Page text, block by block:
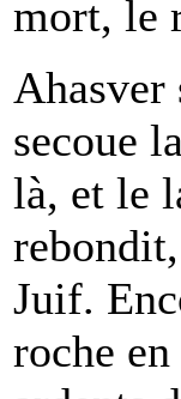
mort, le
Ahasver
secoue
là, et le
Juif.
roche